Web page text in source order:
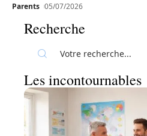
Parents 05/07/2026
Recherche
Les incontournables